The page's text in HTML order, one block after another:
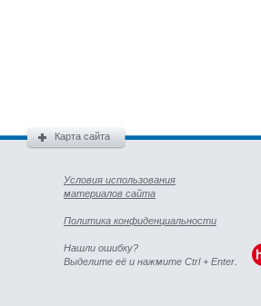
Карта сайта
Условия использования
материалов сайта
Политика конфиденциальности
Нашли ошибку?
Выделите её и нажмите Ctrl + Enter.